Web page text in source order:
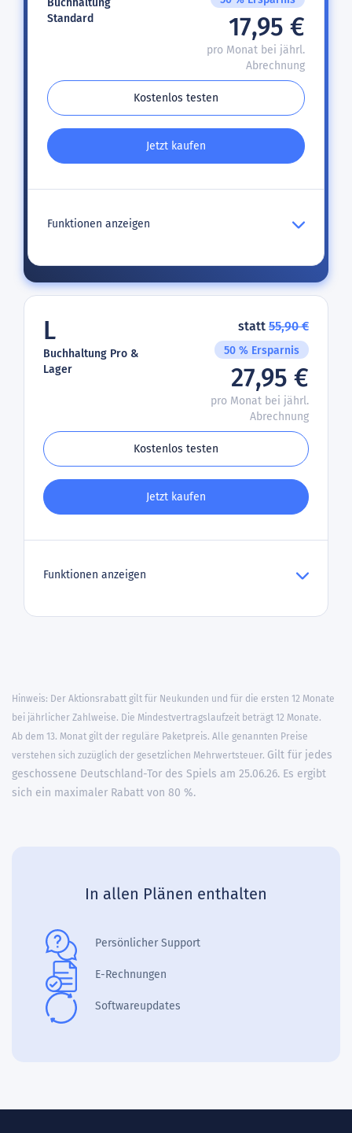
Buchhaltung
Standard
17,95 €
pro Monat bei jährl.
Abrechnung
Kostenlos testen
Jetzt kaufen
Funktionen anzeigen
L
Buchhaltung Pro &
Lager
statt 55,90 €
50 % Ersparnis
27,95 €
pro Monat bei jährl.
Abrechnung
Kostenlos testen
Jetzt kaufen
Funktionen anzeigen
Hinweis: Der Aktionsrabatt gilt für Neukunden und für die ersten 12 Monate
bei jährlicher Zahlweise. Die Mindestvertragslaufzeit beträgt 12 Monate.
Ab dem 13. Monat gilt der reguläre Paketpreis. Alle genannten Preise
verstehen sich zuzüglich der gesetzlichen Mehrwertsteuer. Gilt für jedes
geschossene Deutschland-Tor des Spiels am 25.06.26. Es ergibt
sich ein maximaler Rabatt von 80 %.
In allen Plänen enthalten
Persönlicher Support
E-Rechnungen
Softwareupdates